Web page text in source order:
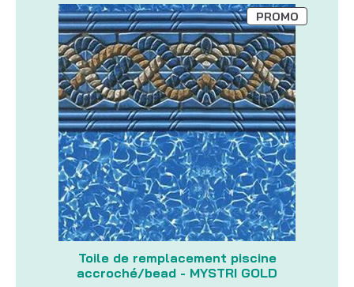
Toile de remplacement piscine
accroché/bead - MYSTRI GOLD
PROMOPRODUIT
EN